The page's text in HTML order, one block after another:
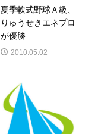
夏季軟式野球Ａ級、
りゅうせきエネプロ
が優勝
2010.05.02